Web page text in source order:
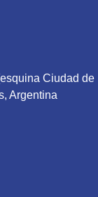
Ciudad de
Argentina